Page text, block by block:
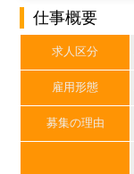
仕事概要
求人区分
雇用形態
募集の理由